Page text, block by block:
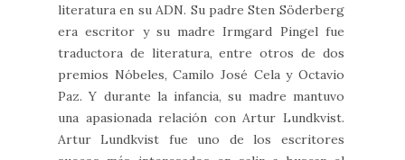
literatura en su ADN. Su padre Sten Söderberg
era escritor y su madre Irmgard Pingel fue
traductora de literatura, entre otros de dos
premios Nóbeles, Camilo José Cela y Octavio
Paz. Y durante la infancia, su madre mantuvo
una apasionada relación con Artur Lundkvist.
Artur Lundkvist fue uno de los escritores